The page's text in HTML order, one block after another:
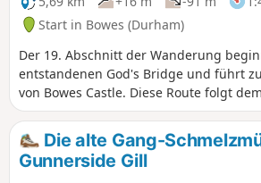
Start in Bowes (Durham)
Der 19. Abschnitt der Wanderung
entstandenen God's Bridge und führt
von Bowes Castle. Diese Route folgt
Greta durch offenes Ackerland.
Die alte Gang-
Gunnerside Gill